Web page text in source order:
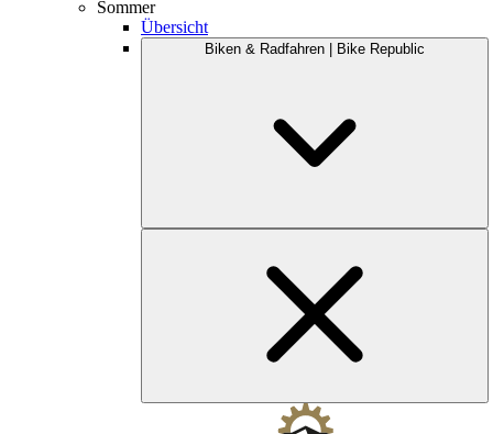
Sommer
Übersicht
Biken & Radfahren | Bike Republic